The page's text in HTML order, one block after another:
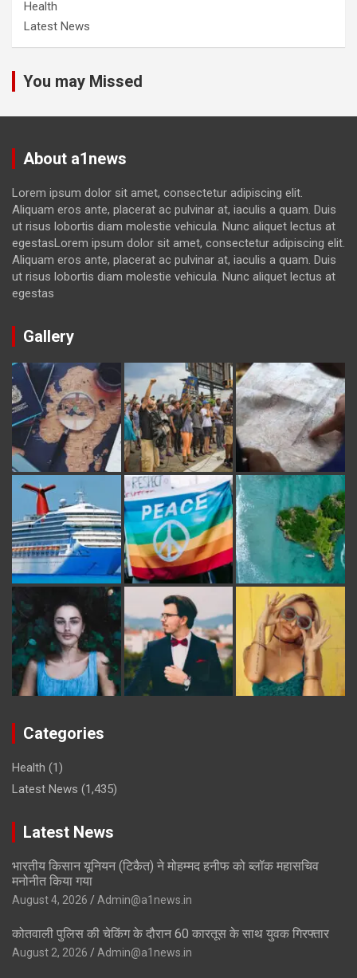
Health
Latest News
You may Missed
About a1news
Lorem ipsum dolor sit amet, consectetur adipiscing elit.
Aliquam eros ante, placerat ac pulvinar at, iaculis a quam. Duis
ut risus lobortis diam molestie vehicula. Nunc aliquet lectus at
egestasLorem ipsum dolor sit amet, consectetur adipiscing elit.
Aliquam eros ante, placerat ac pulvinar at, iaculis a quam. Duis
ut risus lobortis diam molestie vehicula. Nunc aliquet lectus at
egestas
Gallery
Categories
Health (1)
Latest News (1,435)
Latest News
भारतीय किसान यूनियन (टिकैत) ने मोहम्मद हनीफ को ब्लॉक महासचिव
मनोनीत किया गया
August 4, 2026 Admin@a1news.in
कोतवाली पुलिस की चेकिंग के दौरान 60 कारतूस के साथ युवक गिरफ्तार
August 2, 2026 Admin@a1news.in